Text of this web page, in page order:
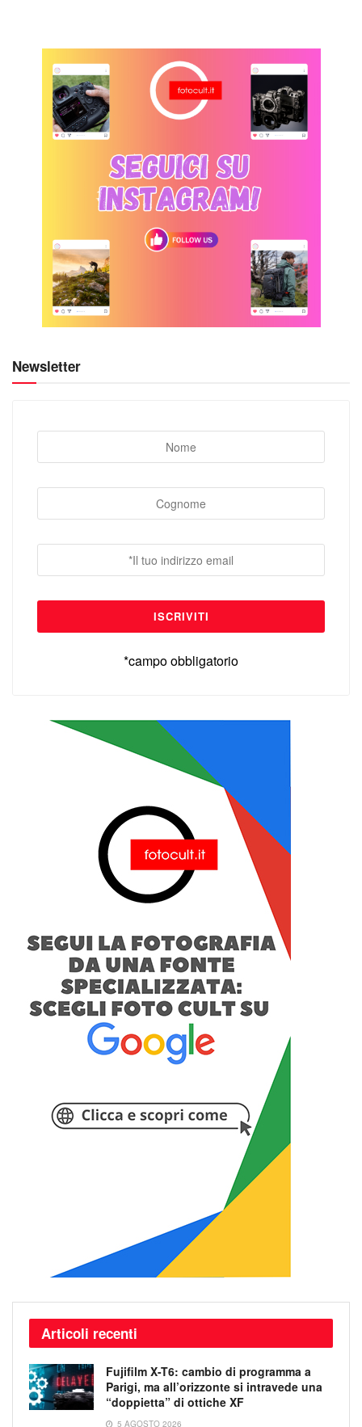
Newsletter
*campo obbligatorio
Articoli recenti
Fujifilm X-T6: cambio di programma a
Parigi, ma all’orizzonte si intravede una
“doppietta” di ottiche XF
5 AGOSTO 2026